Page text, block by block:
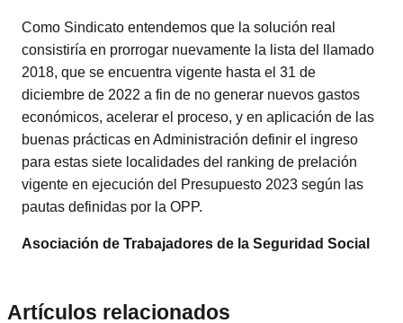
Como Sindicato entendemos que la solución real
consistiría en prorrogar nuevamente la lista del llamado
2018, que se encuentra vigente hasta el 31 de
diciembre de 2022 a fin de no generar nuevos gastos
económicos, acelerar el proceso, y en aplicación de las
buenas prácticas en Administración definir el ingreso
para estas siete localidades del ranking de prelación
vigente en ejecución del Presupuesto 2023 según las
pautas definidas por la OPP.
Asociación de Trabajadores de la Seguridad Social
Artículos relacionados